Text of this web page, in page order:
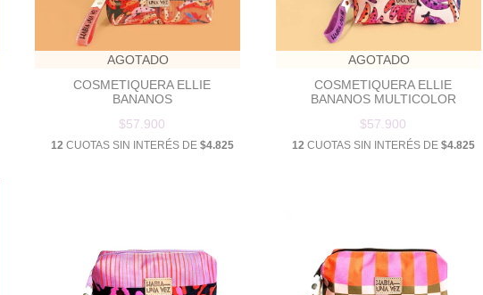
AGOTADO
COSMETIQUERA ELLIE
BANANOS
$57.900
12CUOTAS SIN INTERÉS DE $4.825
AGOTADO
COSMETIQUERA ELLIE
BANANOS MULTICOLOR
$57.900
12CUOTAS SIN INTERÉS DE $4.825